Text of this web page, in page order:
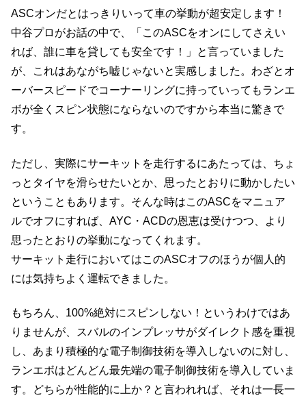
ASCオンだとはっきりいって車の挙動が超安定します！
中谷プロがお話の中で、「このASCをオンにしてさえい
れば、誰に車を貸しても安全です！」と言っていました
が、これはあながち嘘じゃないと実感しました。わざとオ
ーバースピードでコーナーリングに持っていってもランエ
ボが全くスピン状態にならないのですから本当に驚きで
す。
ただし、実際にサーキットを走行するにあたっては、ちょ
っとタイヤを滑らせたいとか、思ったとおりに動かしたい
ということもあります。そんな時はこのASCをマニュア
ルでオフにすれば、AYC・ACDの恩恵は受けつつ、より
思ったとおりの挙動になってくれます。
サーキット走行においてはこのASCオフのほうが個人的
には気持ちよく運転できました。
もちろん、100%絶対にスピンしない！というわけではあ
りませんが、スバルのインプレッサがダイレクト感を重視
し、あまり積極的な電子制御技術を導入しないのに対し、
ランエボはどんどん最先端の電子制御技術を導入していま
す。どちらが性能的に上か？と言われれば、それは一長一